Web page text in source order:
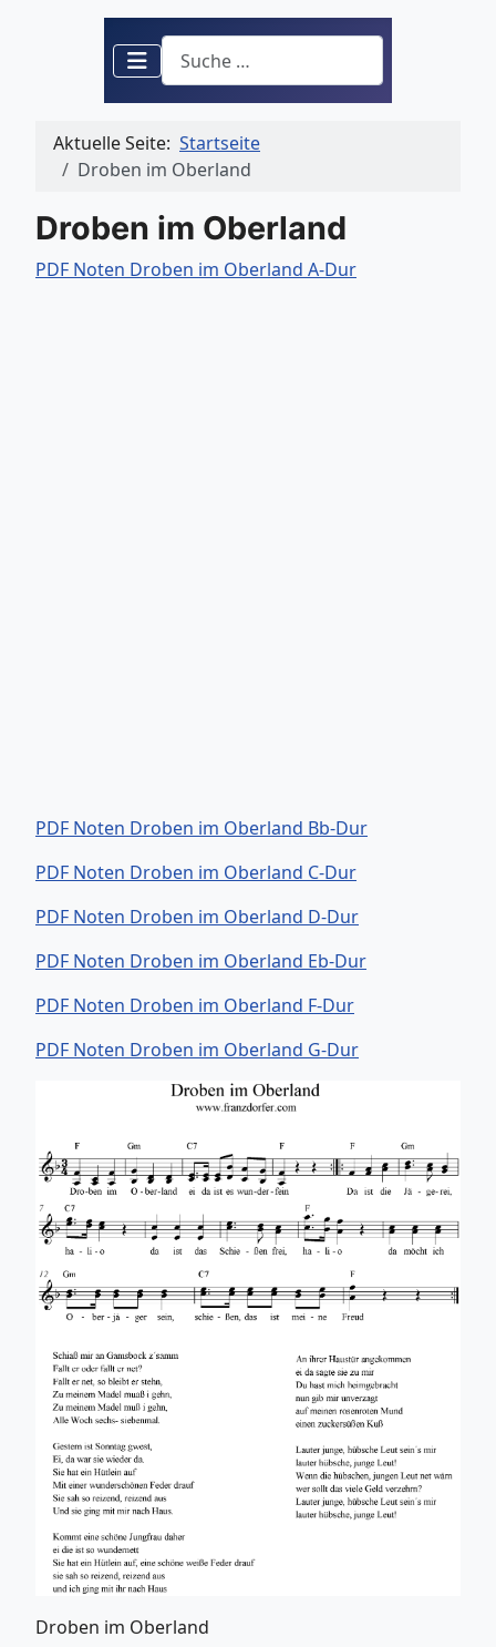
Suchen
Aktuelle Seite: Startseite
Droben im Oberland
Droben im Oberland
PDF Noten Droben im Oberland A-Dur
PDF Noten Droben im Oberland Bb-Dur
PDF Noten Droben im Oberland C-Dur
PDF Noten Droben im Oberland D-Dur
PDF Noten Droben im Oberland Eb-Dur
PDF Noten Droben im Oberland F-Dur
PDF Noten Droben im Oberland G-Dur
Droben im Oberland